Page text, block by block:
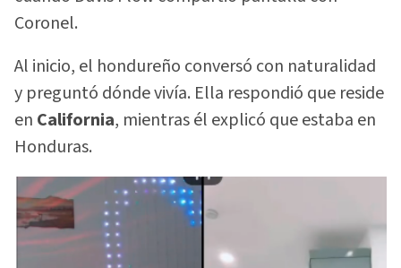
Coronel.
Al inicio, el hondureño conversó con naturalidad
y preguntó dónde vivía. Ella respondió que reside
en California, mientras él explicó que estaba en
Honduras.